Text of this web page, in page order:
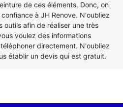
de ces éléments. Donc, on
à JH Renove. N'oubliez
outils afin de réaliser une très
voulez des informations
directement. N'oubliez
établir un devis qui est gratuit.